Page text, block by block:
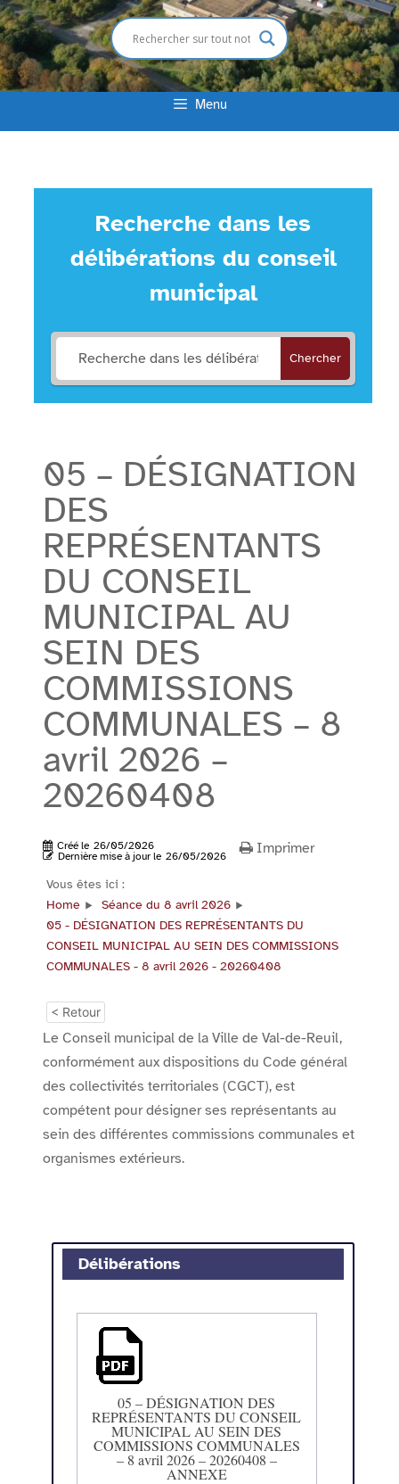
Menu
Recherche dans les
délibérations du conseil
municipal
Chercher
05 – DÉSIGNATION
DES
REPRÉSENTANTS
DU CONSEIL
MUNICIPAL AU
SEIN DES
COMMISSIONS
COMMUNALES – 8
avril 2026 –
20260408
Créé le 26/05/2026
Dernière mise à jour le 26/05/2026 Imprimer
Vous êtes ici :
Home
Séance du 8 avril 2026
05 - DÉSIGNATION DES REPRÉSENTANTS DU
CONSEIL MUNICIPAL AU SEIN DES COMMISSIONS
COMMUNALES - 8 avril 2026 - 20260408
< Retour
Le Conseil municipal de la Ville de Val-de-Reuil,
conformément aux dispositions du Code général
des collectivités territoriales (CGCT), est
compétent pour désigner ses représentants au
sein des différentes commissions communales et
organismes extérieurs.
Délibérations
05 – DÉSIGNATION DES
REPRÉSENTANTS DU CONSEIL
MUNICIPAL AU SEIN DES
COMMISSIONS COMMUNALES
– 8 avril 2026 – 20260408 –
ANNEXE